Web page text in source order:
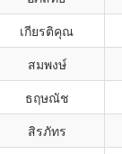
เกียรติคุณ
สมพงษ์
ธฤษณัช
สิรภัทร